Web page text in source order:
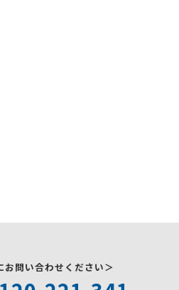
お問い合わせください＞